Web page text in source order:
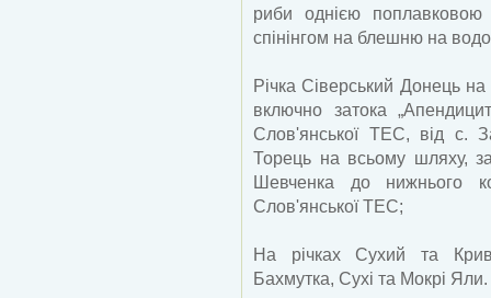
риби однією
спінінгом на блешню на
Річка Сіверський Донець на
включно затока
Слов'янської ТЕС, від с.
Торець на всьому шляху,
Шевченка до нижнього
Слов'янської ТЕС;
На річках Сухий та
Бахмутка, Сухі та Мокрі Яли.